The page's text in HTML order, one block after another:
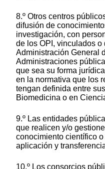
8.º Otros centros
difusión de
investigación, con
de los OPI, vinculados o
Administración General
Administraciones
que sea su forma
en la normativa que los
tengan definida entre
Biomedicina o en
9.º Las entidades
que realicen y/o
conocimiento científico
aplicación y
10.º Los consorcios